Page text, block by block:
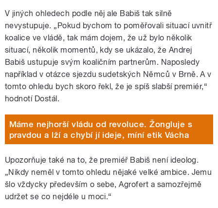
V jiných ohledech podle něj ale Babiš tak silně
nevystupuje. „Pokud bychom to poměřovali situací uvnitř
koalice ve vládě, tak mám dojem, že už bylo několik
situací, několik momentů, kdy se ukázalo, že Andrej
Babiš ustupuje svým koaličním partnerům. Naposledy
například v otázce sjezdu sudetských Němců v Brně. A v
tomto ohledu bych skoro řekl, že je spíš slabší premiér,“
hodnotí Dostál.
Máme nejhorší vládu od revoluce. Žongluje s
pravdou a lží a chybí jí ideje, míní etik Vácha
Upozorňuje také na to, že premiéř Babiš není ideolog.
„Nikdy neměl v tomto ohledu nějaké velké ambice. Jemu
šlo vždycky především o sebe, Agrofert a samozřejmě
udržet se co nejdéle u moci.“